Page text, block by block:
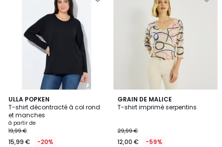
ULLA POPKEN
T-shirt décontracté à col rond
et manches
à partir de
19,99 €
15,99 € -20%
5
/
5
12
Couleurs
GRAIN DE MALICE
T-shirt imprimé serpentins
29,99 €
12,00 € -59%